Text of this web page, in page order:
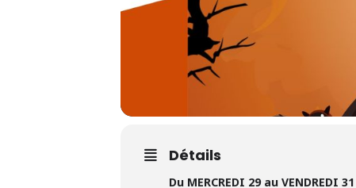
Détails
Du MERCREDI 29 au VENDREDI